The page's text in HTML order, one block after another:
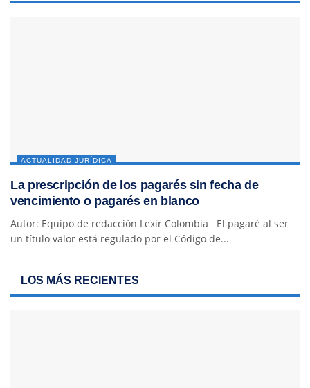
ACTUALIDAD JURÍDICA
La prescripción de los pagarés sin fecha de
vencimiento o pagarés en blanco
Autor: Equipo de redacción Lexir Colombia El pagaré al ser
un título valor está regulado por el Código de...
LOS MÁS RECIENTES